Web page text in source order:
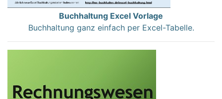
Buchhaltung Excel Vorlage
Buchhaltung ganz einfach per Excel-Tabelle.